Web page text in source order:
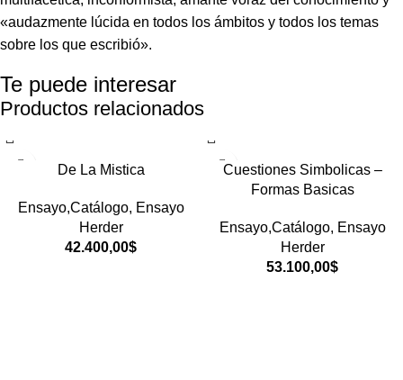
«audazmente lúcida en todos los ámbitos y todos los temas
sobre los que escribió».
Te puede interesar
Productos relacionados
De La Mistica
Ensayo,Catálogo, Ensayo
Herder
42.400,00$
Cuestiones Simbolicas –
Formas Basicas
Ensayo,Catálogo, Ensayo
Herder
53.100,00$